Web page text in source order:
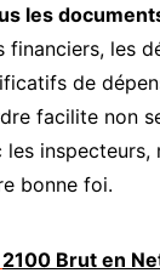
les
financiers, les
de
facilite non
les inspecteurs,
bonne foi.
2100 Brut en